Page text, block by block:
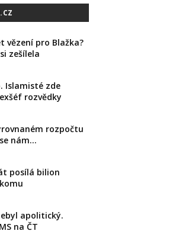
vězení pro Blažka?
zešílela
Islamisté zde
rozvědky
rozpočtu
nám…
posílá bilion
apolitický.
na ČT